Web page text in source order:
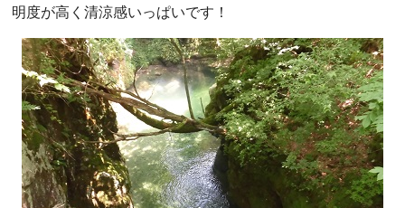
明度が高く清涼感いっぱいです！